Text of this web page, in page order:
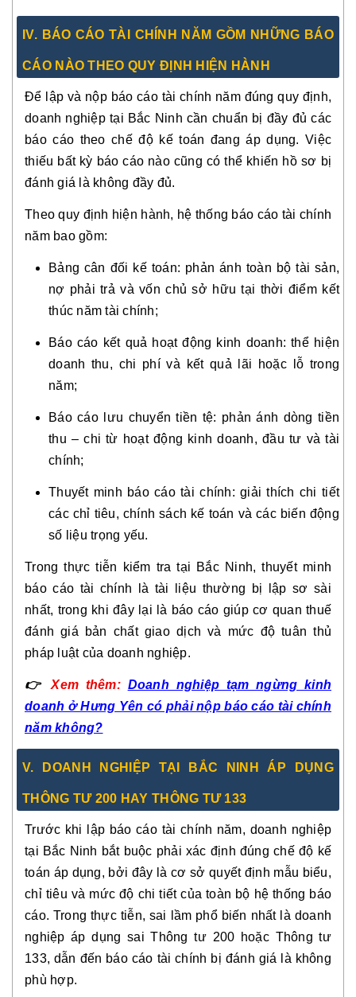
IV. BÁO CÁO TÀI CHÍNH NĂM GỒM NHỮNG BÁO
CÁO NÀO THEO QUY ĐỊNH HIỆN HÀNH
Để lập và nộp báo cáo tài chính năm đúng quy định,
doanh nghiệp tại Bắc Ninh cần chuẩn bị đầy đủ các
báo cáo theo chế độ kế toán đang áp dụng. Việc
thiếu bất kỳ báo cáo nào cũng có thể khiến hồ sơ bị
đánh giá là không đầy đủ.
Theo quy định hiện hành, hệ thống báo cáo tài chính
năm bao gồm:
Bảng cân đối kế toán: phản ánh toàn bộ tài sản,
nợ phải trả và vốn chủ sở hữu tại thời điểm kết
thúc năm tài chính;
Báo cáo kết quả hoạt động kinh doanh: thể hiện
doanh thu, chi phí và kết quả lãi hoặc lỗ trong
năm;
Báo cáo lưu chuyển tiền tệ: phản ánh dòng tiền
thu – chi từ hoạt động kinh doanh, đầu tư và tài
chính;
Thuyết minh báo cáo tài chính: giải thích chi tiết
các chỉ tiêu, chính sách kế toán và các biến động
số liệu trọng yếu.
Trong thực tiễn kiểm tra tại Bắc Ninh, thuyết minh
báo cáo tài chính là tài liệu thường bị lập sơ sài
nhất, trong khi đây lại là báo cáo giúp cơ quan thuế
đánh giá bản chất giao dịch và mức độ tuân thủ
pháp luật của doanh nghiệp.
👉 Xem thêm: Doanh nghiệp tạm ngừng kinh
doanh ở Hưng Yên có phải nộp báo cáo tài chính
năm không?
V. DOANH NGHIỆP TẠI BẮC NINH ÁP DỤNG
THÔNG TƯ 200 HAY THÔNG TƯ 133
Trước khi lập báo cáo tài chính năm, doanh nghiệp
tại Bắc Ninh bắt buộc phải xác định đúng chế độ kế
toán áp dụng, bởi đây là cơ sở quyết định mẫu biểu,
chỉ tiêu và mức độ chi tiết của toàn bộ hệ thống báo
cáo. Trong thực tiễn, sai lầm phổ biến nhất là doanh
nghiệp áp dụng sai Thông tư 200 hoặc Thông tư
133, dẫn đến báo cáo tài chính bị đánh giá là không
phù hợp.